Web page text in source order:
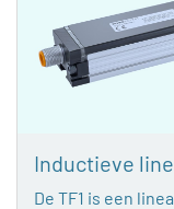
Inductieve
De TF1 is een